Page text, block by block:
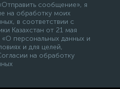
сообщение», я
на обработку моих
в соответствии с
Казахстан от 21 мая
персональных данных и
и для целей,
на обработку